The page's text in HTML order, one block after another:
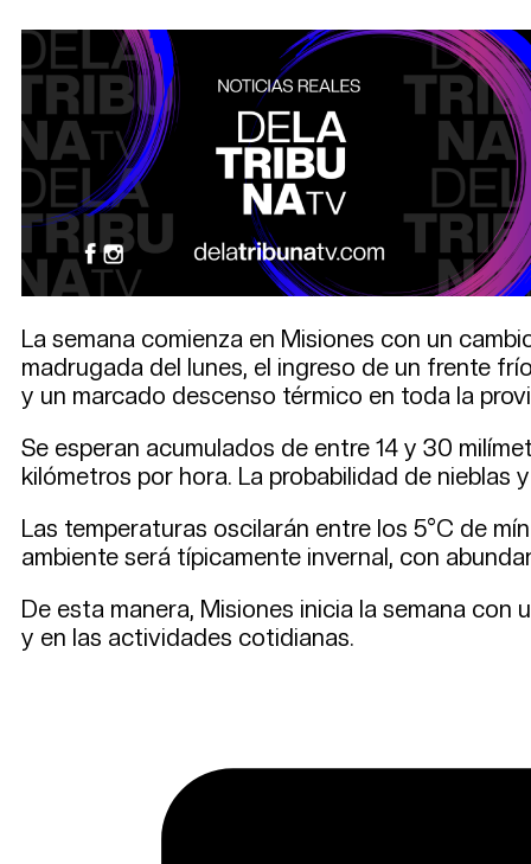
La semana comienza en Misiones con un
madrugada del lunes, el ingreso de un frente
y un marcado descenso térmico en toda la
Se esperan acumulados de entre 14 y 30
kilómetros por hora. La probabilidad de nieblas
Las temperaturas oscilarán entre los 5°C de
ambiente será típicamente invernal, con
De esta manera, Misiones inicia la semana
y en las actividades cotidianas.